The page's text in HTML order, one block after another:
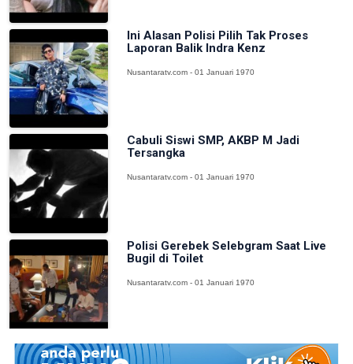
Ini Alasan Polisi Pilih Tak Proses
Laporan Balik Indra Kenz
Nusantaratv.com - 01 Januari 1970
Cabuli Siswi SMP, AKBP M Jadi
Tersangka
Nusantaratv.com - 01 Januari 1970
Polisi Gerebek Selebgram Saat Live
Bugil di Toilet
Nusantaratv.com - 01 Januari 1970